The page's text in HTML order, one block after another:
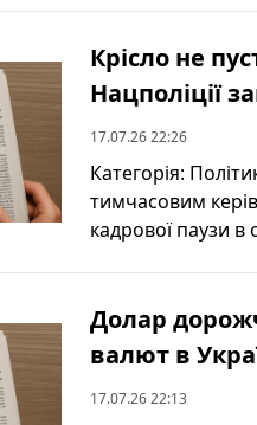
Крісло не
Нацполіції
17.07.26 22:26
Категорія:
тимчасовим
кадрової паузи
Долар
валют в
17.07.26 22:13